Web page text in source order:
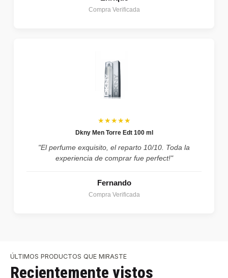
Compra Verificada
★★★★★
Dkny Men Torre Edt 100 ml
"El perfume exquisito, el reparto 10/10. Toda la
experiencia de comprar fue perfect!"
Fernando
Compra Verificada
ÚLTIMOS PRODUCTOS QUE MIRASTE
Recientemente vistos